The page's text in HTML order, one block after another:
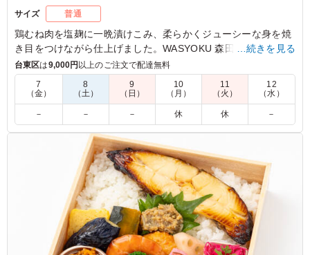
サイズ 普通
鶏むね肉を塩麹に一晩漬けこみ、柔らかくジューシーな身を焼
き目をつけながら仕上げました。WASYOKU 森田こだわりのお
米は新潟県糸魚川産のコシヒカリ。召し上がっていただくと、
みずみずしさとお米の甘さに驚いていただけると思います。15
種の繊細で華やかな副菜と共にお楽しみください。会議などに
最適です。
鶏肉は塩麹漬けで優しい味付けです。副菜もたくさん入っ
ていて、それぞれおいしくて喜ばれでいました。ごはんも
美味しいです。 バランスよいお弁当でどなたにも喜ばれ
ていました。
ご利用シーン：ロケ・撮影›スタジオ撮影
東京都渋谷区神山町2026/07/09
…続きを見る
台東区は9,000円 以上のご注文で配達無料
7
（金）
8
（土）
9
（日）
10
（月）
11
（火）
12
（水）
－ － － 休 休 －